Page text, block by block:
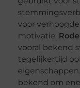
voor
motivatie.
vooral bekend
tegelijkertijd
eigenschappen.
bekend om